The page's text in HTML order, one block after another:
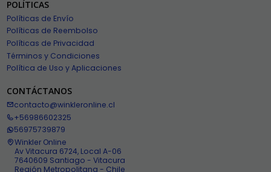
POLÍTICAS
Políticas de Envío
Políticas de Reembolso
Políticas de Privacidad
Términos y Condiciones
Política de Uso y Aplicaciones
CONTÁCTANOS
contacto@winkleronline.cl
+56986602325
56975739879
Winkler Online
Av Vitacura 6724, Local A-06
7640609 Santiago - Vitacura
Región Metropolitana - Chile